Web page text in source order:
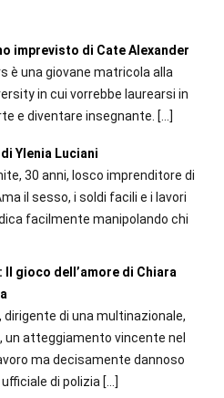
imprevisto di Cate Alexander
è una giovane matricola alla
in cui vorrebbe laurearsi in
e diventare insegnante. […]
Ylenia Luciani
30 anni, losco imprenditore di
il sesso, i soldi facili e i lavori
facilmente manipolando chi
Il gioco dell’amore di Chiara
dirigente di una multinazionale,
un atteggiamento vincente nel
ma decisamente dannoso
di polizia […]